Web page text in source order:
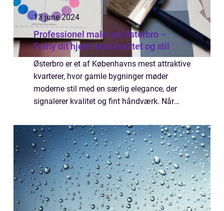
13 june 2024
Professionel maler på Østerbro –
Forny dit hjem med kvalitet og stil
Østerbro er et af Københavns mest attraktive
kvarterer, hvor gamle bygninger møder
moderne stil med en særlig elegance, der
signalerer kvalitet og fint håndværk. Når
område kræver en kærlig hånd, er det
essent...